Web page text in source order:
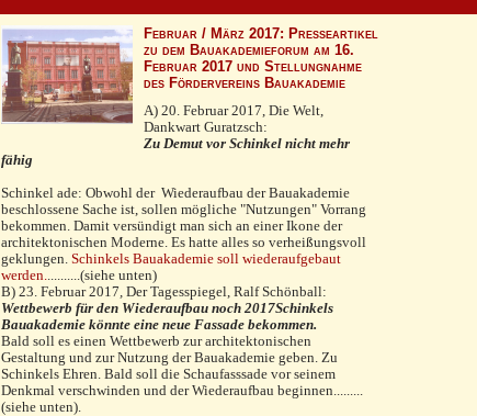
Februar / März 2017: Presseartikel
zu dem Bauakademieforum am 16.
Februar 2017 und Stellungnahme
des Fördervereins Bauakademie
A) 20. Februar 2017, Die Welt,
Dankwart Guratzsch:
Zu Demut vor Schinkel nicht mehr
fähig
Schinkel ade: Obwohl der Wiederaufbau der Bauaka­demie
beschlossene Sache ist, sollen mögliche "Nut­zungen" Vorrang
bekommen. Damit versündigt man sich an einer Ikone der
architektonischen Moderne. Es hatte alles so verheißungsvoll
geklun­gen. Schinkels Bauakademie soll wiederaufgebaut
werden...........(siehe unten)
B) 23. Februar 2017, Der Tagesspiegel, Ralf Schönball:
Wettbewerb für den Wiederaufbau noch 2017Schinkels
Bauakademie könnte eine neue Fassade bekommen.
Bald soll es einen Wettbewerb zur architektonischen
Gestaltung und zur Nutzung der Bauakademie geben. Zu
Schinkels Ehren. Bald soll die Schaufasssade vor seinem
Denkmal verschwinden und der Wiederaufbau beginnen.........
(siehe unten).